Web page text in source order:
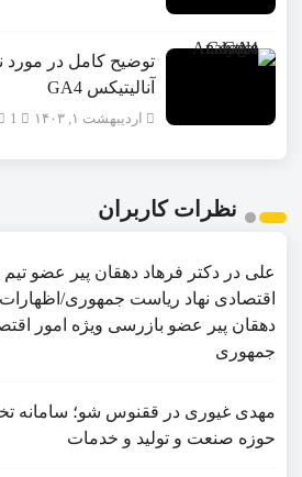
توضیح کامل در
آنالیتیکس GA4
اردیبهشت ۱, ۱۴۰۳
نظرات کاربران
علی در دکتر فرهاد دهقان پیر عضو تيم
اقتصادی نهاد رياست جمهوری/
دهقان پیر عضو بازرسی ویژه امور
جمهوری
مهدی غیوری در ققنوس شو؛ سامانه
حوزه صنعت و تولید و خدمات